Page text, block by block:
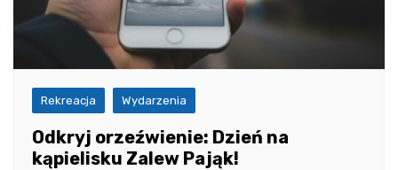
Rekreacja Wydarzenia
Odkryj orzeźwienie: Dzień na
kąpielisku Zalew Pająk!